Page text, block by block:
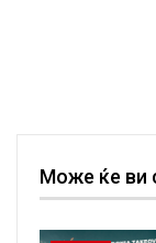
Може ќе ви